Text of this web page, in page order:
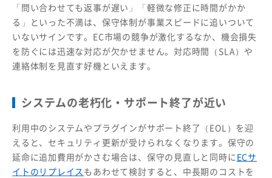
「問い合わせても返事が遅い」「軽微な修正に時間がかか
る」といった不満は、保守体制が事業スピードに追いついて
いないサインです。EC市場の競争が激化するなか、機会損失
を防ぐには迅速な対応が欠かせません。対応時間（SLA）や
連絡体制を見直す好機といえます。
システムの老朽化・サポート終了が近い
利用中のシステムやプラグインがサポート終了（EOL）を迎
えると、セキュリティ更新が受けられなくなります。保守の
延命に追加費用がかさむ場合は、保守の見直しと同時に ECサ
イトのリプレイス もあわせて検討すると、中長期のコストを